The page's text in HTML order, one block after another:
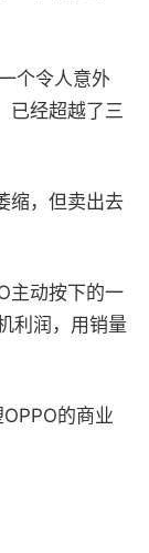
个令人意外
已经超越了三
缩，但卖出去
主动按下的一
利润，用销量
的商业